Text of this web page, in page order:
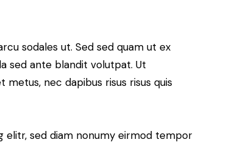
sodales ut. Sed sed quam ut ex
sed ante blandit volutpat. Ut
nec dapibus risus risus quis
elitr, sed diam nonumy eirmod tempor